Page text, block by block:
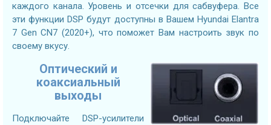
каждого канала. Уровень и отсечки для сабвуфера. Все
эти функции DSP будут доступны в Вашем Hyundai Elantra
7 Gen CN7 (2020+), что поможет Вам настроить звук по
своему вкусу.
Оптический и
коаксиальный
выходы
Подключайте DSP-усилители